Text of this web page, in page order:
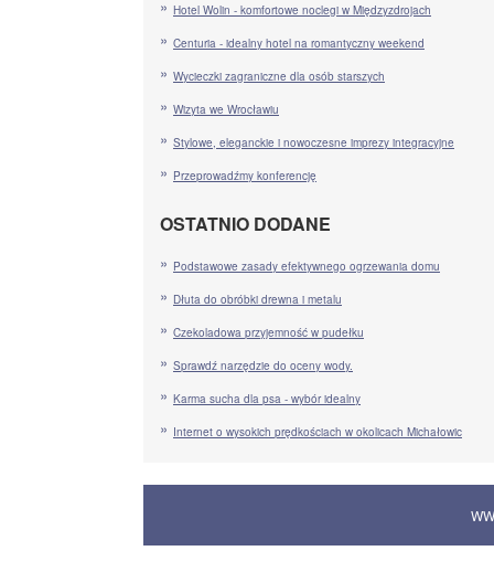
Hotel Wolin - komfortowe noclegi w Międzyzdrojach
Centuria - idealny hotel na romantyczny weekend
Wycieczki zagraniczne dla osób starszych
Wizyta we Wrocławiu
Stylowe, eleganckie i nowoczesne imprezy integracyjne
Przeprowadźmy konferencję
OSTATNIO DODANE
Podstawowe zasady efektywnego ogrzewania domu
Dłuta do obróbki drewna i metalu
Czekoladowa przyjemność w pudełku
Sprawdź narzędzie do oceny wody.
Karma sucha dla psa - wybór idealny
Internet o wysokich prędkościach w okolicach Michałowic